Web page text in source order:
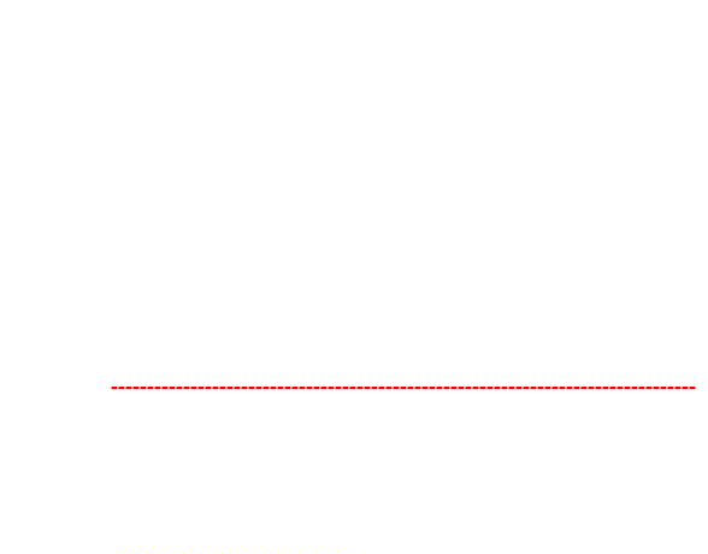
---------------------------------------------------------------------------------